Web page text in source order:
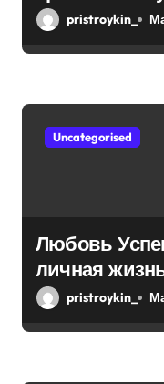
и
я
биография
pristroykin_
Uncategorised
Любовь
личная
pristroykin_